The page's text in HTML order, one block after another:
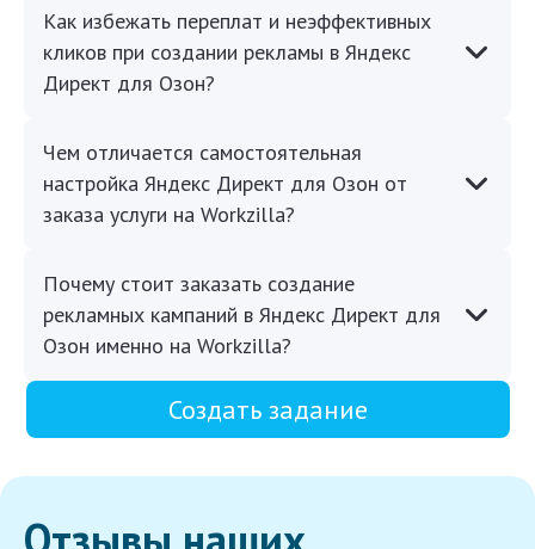
Как избежать переплат и неэффективных
кликов при создании рекламы в Яндекс
Директ для Озон?
Чем отличается самостоятельная
настройка Яндекс Директ для Озон от
заказа услуги на Workzilla?
Почему стоит заказать создание
рекламных кампаний в Яндекс Директ для
Озон именно на Workzilla?
Создать задание